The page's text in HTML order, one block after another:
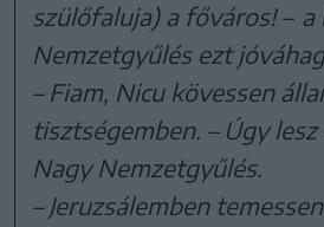
szülőfaluja) a főváros! – a
Nemzetgyűlés ezt
– Fiam, Nicu kövessen
tisztségemben. – Úgy
Nagy Nemzetgyűlés.
– Jeruzsálemben